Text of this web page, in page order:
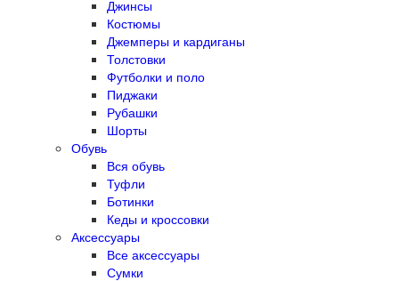
Джинсы
Костюмы
Джемперы и кардиганы
Толстовки
Футболки и поло
Пиджаки
Рубашки
Шорты
Обувь
Вся обувь
Туфли
Ботинки
Кеды и кроссовки
Аксессуары
Все аксессуары
Сумки